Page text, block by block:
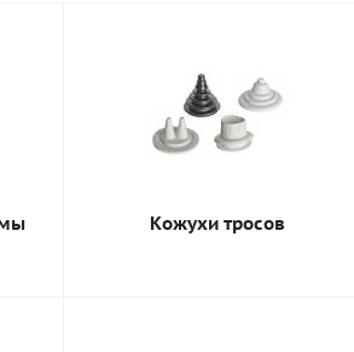
Кожухи тросов